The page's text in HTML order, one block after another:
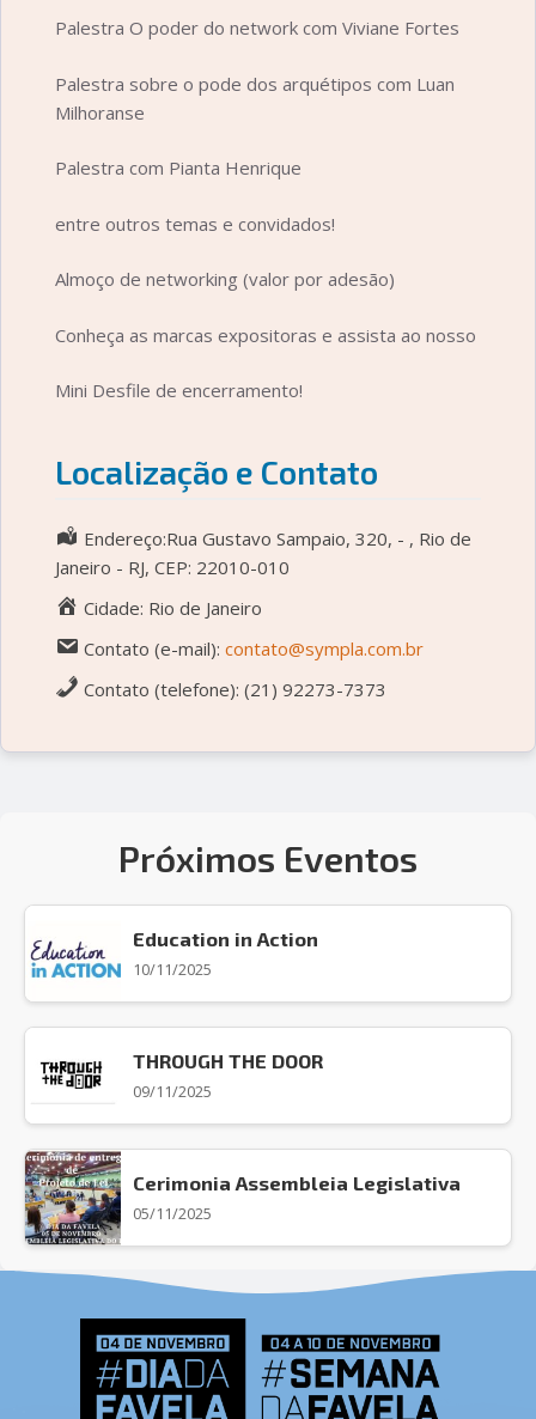
Palestra O poder do network com Viviane Fortes
Palestra sobre o pode dos arquétipos com Luan
Milhoranse
Palestra com Pianta Henrique
entre outros temas e convidados!
Almoço de networking (valor por adesão)
Conheça as marcas expositoras e assista ao nosso
Mini Desfile de encerramento!
Localização e Contato
Endereço:Rua Gustavo Sampaio, 320, - , Rio de
Janeiro - RJ, CEP: 22010-010
Cidade: Rio de Janeiro
Contato (e-mail): contato@sympla.com.br
Contato (telefone): (21) 92273-7373
Próximos Eventos
Education in Action
10/11/2025
THROUGH THE DOOR
09/11/2025
Cerimonia Assembleia Legislativa
05/11/2025